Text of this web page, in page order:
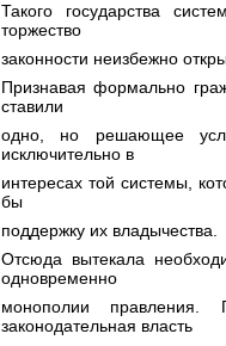
Такого государства
торжество
законности неизбежно
Признавая формально
ставили
одно, но решающее
исключительно в
интересах той системы,
бы
поддержку их владычества.
Отсюда вытекала
одновременно
монополии
законодательная власть